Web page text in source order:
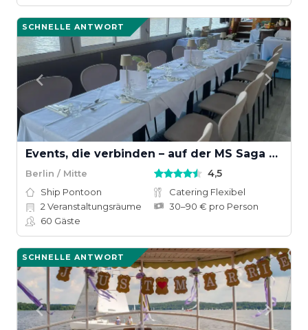
SCHNELLE ANTWORT
Events, die verbinden – auf der MS Saga Berlin
Berlin / Mitte 4,5
Ship Pontoon
Catering Flexibel
2 Veranstaltungsräume
30–90 € pro Person
60 Gäste
SCHNELLE ANTWORT